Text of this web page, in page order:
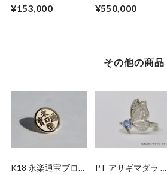
ーサリーリング
¥153,000 ¥550,000
その他の商品
K18 永楽通宝ブロ
PT アサギマダラ リ